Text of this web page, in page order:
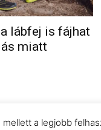
lábfej is fájhat
miatt
a legjobb